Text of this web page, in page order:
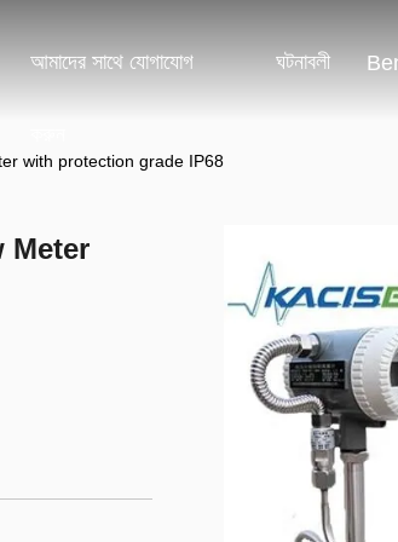
আমাদের সাথে যোগাযোগ ঘটনাবলী
with protection grade IP68
Meter